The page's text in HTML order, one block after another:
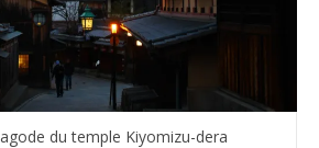
du temple Kiyomizu-dera